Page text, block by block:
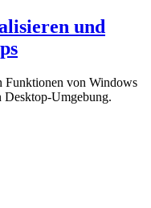
und
Funktionen von Windows
Desktop-Umgebung.